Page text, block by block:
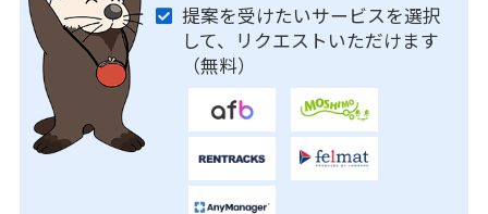
提案を受けたいサービスを選択
して、リクエストいただけます
（無料）